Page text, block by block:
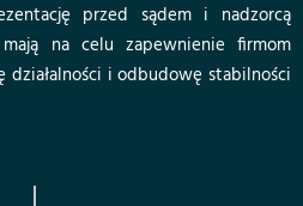
przed sądem i nadzorcą
mają na celu zapewnienie firmom
działalności i odbudowę stabilności